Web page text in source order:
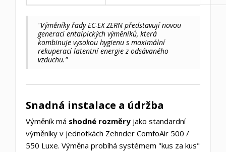
"Výměníky řady EC-EX ZERN představují novou
generaci entalpických výměníků, která
kombinuje vysokou hygienu s maximální
rekuperací latentní energie z odsávaného
vzduchu."
Snadná instalace a údržba
Výměník má shodné rozměry jako standardní
výměníky v jednotkách Zehnder ComfoAir 500 /
550 Luxe. Výměna probíhá systémem "kus za kus"